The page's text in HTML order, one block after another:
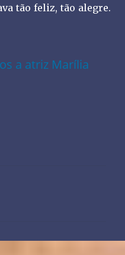
tão feliz, tão alegre.
a atriz Marília